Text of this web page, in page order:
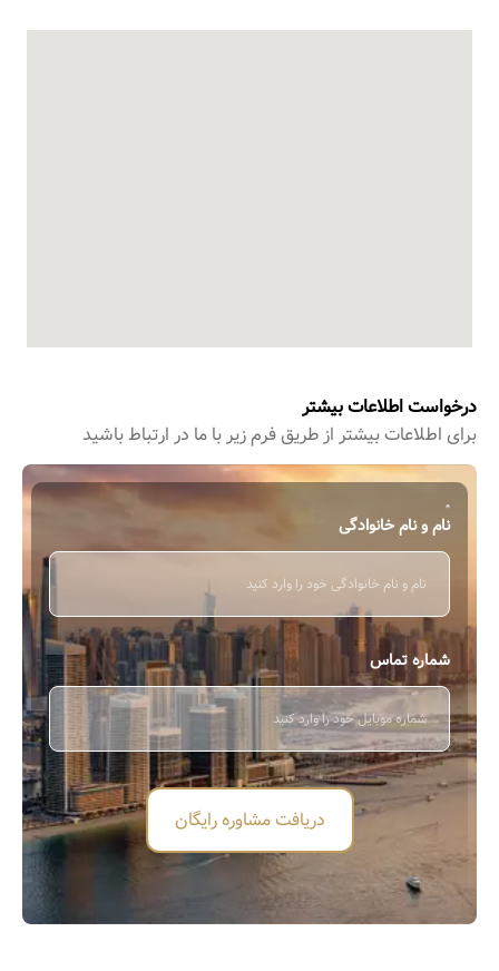
درخواست اطلاعات بیشتر
برای اطﻼعات بیشتر از طریق فرم زیر با ما در ارتباط باشید
نام و نام خانوادگی
شماره تماس
دریافت مشاوره رایگان